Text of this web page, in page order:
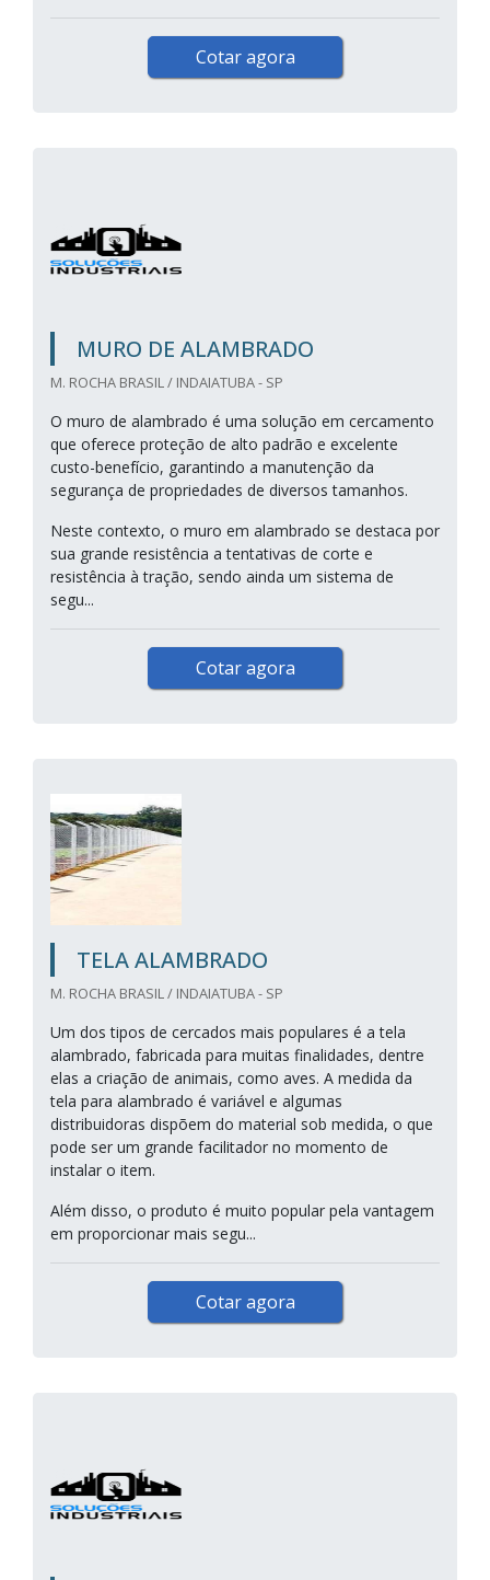
Cotar agora
MURO DE ALAMBRADO
M. ROCHA BRASIL / INDAIATUBA - SP
O muro de alambrado é uma solução em cercamento
que oferece proteção de alto padrão e excelente
custo-benefício, garantindo a manutenção da
segurança de propriedades de diversos tamanhos.
Neste contexto, o muro em alambrado se destaca por
sua grande resistência a tentativas de corte e
resistência à tração, sendo ainda um sistema de
segu...
Cotar agora
TELA ALAMBRADO
M. ROCHA BRASIL / INDAIATUBA - SP
Um dos tipos de cercados mais populares é a tela
alambrado, fabricada para muitas finalidades, dentre
elas a criação de animais, como aves. A medida da
tela para alambrado é variável e algumas
distribuidoras dispõem do material sob medida, o que
pode ser um grande facilitador no momento de
instalar o item.
Além disso, o produto é muito popular pela vantagem
em proporcionar mais segu...
Cotar agora